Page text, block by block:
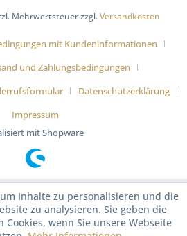
Mehrwertsteuer zzgl.Versandkosten
mit Kundeninformationen
und Zahlungsbedingungen
Datenschutzerklärung
Impressum
mit Shopware
Inhalte zu personalisieren und die
zu analysieren. Sie geben die
Cookies, wenn Sie unsere Webseite